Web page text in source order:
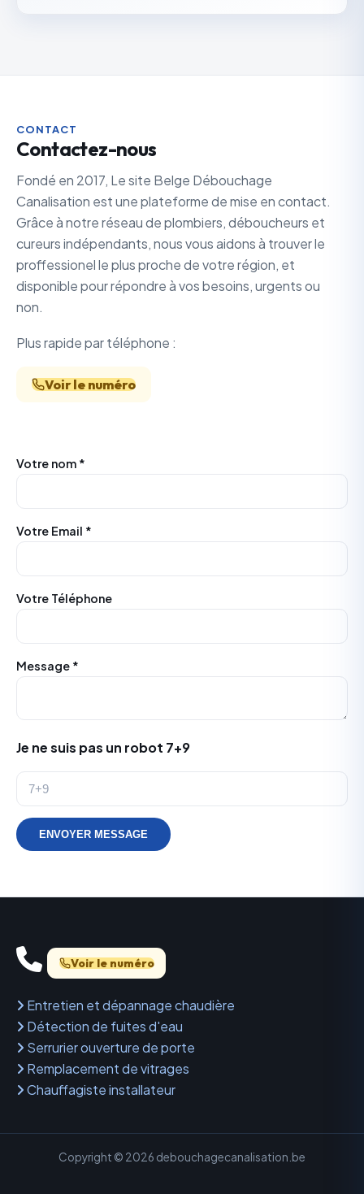
CONTACT
Contactez-nous
Fondé en 2017, Le site Belge Débouchage
Canalisation est une plateforme de mise en contact.
Grâce à notre réseau de plombiers, déboucheurs et
cureurs indépendants, nous vous aidons à trouver le
proffessionel le plus proche de votre région, et
disponible pour répondre à vos besoins, urgents ou
non.
Plus rapide par téléphone :
Voir le numéro
Votre nom *
Votre Email *
Votre Téléphone
Message *
Je ne suis pas un robot 7+9
ENVOYER MESSAGE
Voir le numéro
Entretien et dépannage chaudière
Détection de fuites d'eau
Serrurier ouverture de porte
Remplacement de vitrages
Chauffagiste installateur
Copyright © 2026 debouchagecanalisation.be